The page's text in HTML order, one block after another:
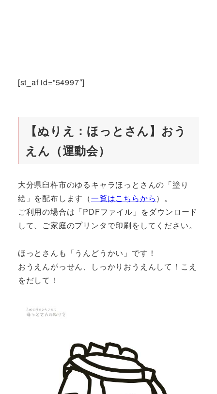
[st_af id=”54997″]
【ぬりえ：ほっとさん】おう
えん（運動会）
大分県臼杵市のゆるキャラほっとさんの「塗り
絵」を配布します（一覧はこちらから）。
ご利用の場合は「PDFファイル」をダウンロード
して、ご家庭のプリンタで印刷をしてください。
ほっとさんも「うんどうかい」です！
おうえんがっせん、しっかりおうえんして！こえ
をだして！